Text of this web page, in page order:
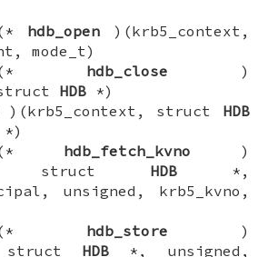
hdb_open )(krb5_context,
mode_t)
hdb_close )
HDB *)
)(krb5_context, struct HDB
*)
hdb_fetch_kvno )
struct HDB*,
unsigned, krb5_kvno,
hdb_store )
struct HDB *, unsigned,